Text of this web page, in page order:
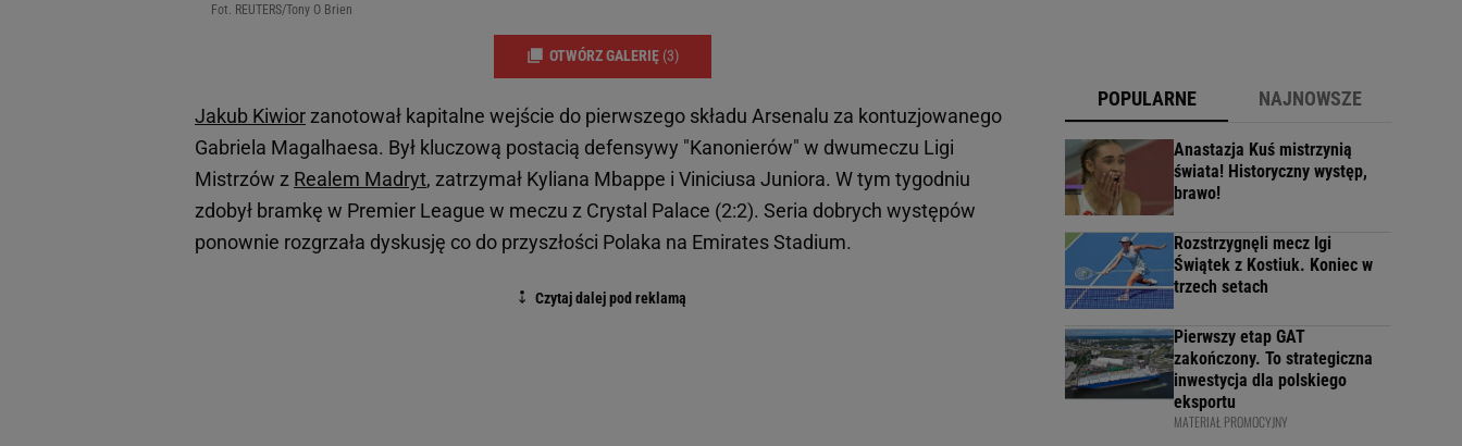
Fot. REUTERS/Tony O Brien
OTWÓRZ GALERIĘ (3)
Jakub Kiwior zanotował kapitalne wejście do pierwszego składu Arsenalu za kontuzjowanego
Gabriela Magalhaesa. Był kluczową postacią defensywy "Kanonierów" w dwumeczu Ligi
Mistrzów z Realem Madryt, zatrzymał Kyliana Mbappe i Viniciusa Juniora. W tym tygodniu
zdobył bramkę w Premier League w meczu z Crystal Palace (2:2). Seria dobrych występów
ponownie rozgrzała dyskusję co do przyszłości Polaka na Emirates Stadium.
POPULARNE NAJNOWSZE
Anastazja Kuś mistrzynią
świata! Historyczny występ,
brawo!
Rozstrzygnęli mecz Igi
Świątek z Kostiuk. Koniec w
trzech setach
Pierwszy etap GAT
zakończony. To strategiczna
inwestycja dla polskiego
eksportu
MATERIAŁ PROMOCYJNY